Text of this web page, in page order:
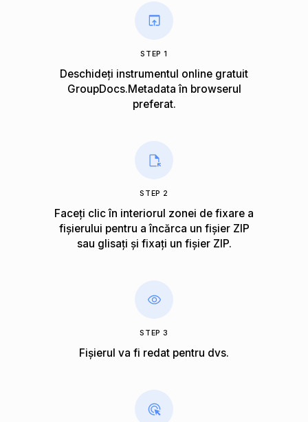
STEP 1
Deschideți instrumentul online gratuit
GroupDocs.Metadata în browserul
preferat.
STEP 2
Faceți clic în interiorul zonei de fixare a
fișierului pentru a încărca un fișier ZIP
sau glisați și fixați un fișier ZIP.
STEP 3
Fișierul va fi redat pentru dvs.